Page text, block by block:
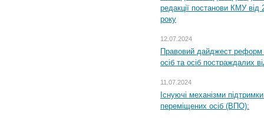
редакції постанови КМУ
року
12.07.2024
Правовий дайджест реформ
осіб та осіб постраждалих
11.07.2024
Існуючі механізми
переміщених осіб (ВПО):